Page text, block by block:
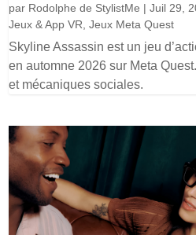
par Rodolphe de StylistMe |Juil 29,
Jeux & App VR ,Jeux Meta Quest
Skyline Assassin est un jeu
en automne 2026 sur Meta
et mécaniques sociales.